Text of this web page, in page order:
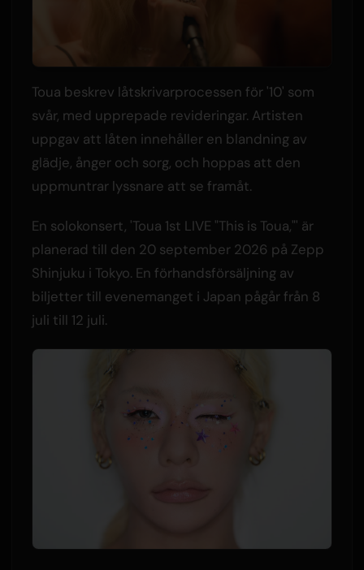
Toua beskrev låtskrivarprocessen för '10' som
svår, med upprepade revideringar. Artisten
uppgav att låten innehåller en blandning av
glädje, ånger och sorg, och hoppas att den
uppmuntrar lyssnare att se framåt.
En solokonsert, 'Toua 1st LIVE "This is Toua,"' är
planerad till den 20 september 2026 på Zepp
Shinjuku i Tokyo. En förhandsförsäljning av
biljetter till evenemanget i Japan pågår från 8
juli till 12 juli.